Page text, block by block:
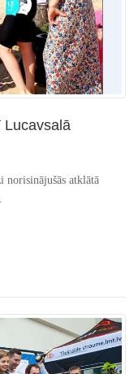
Lucavsalā
norisinājušās atklātā